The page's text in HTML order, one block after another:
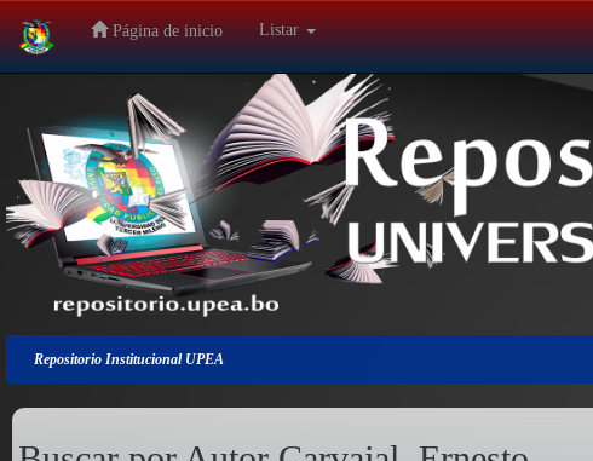
Salir
navegación
Página de inicio Listar
Repositorio Institucional UPEA